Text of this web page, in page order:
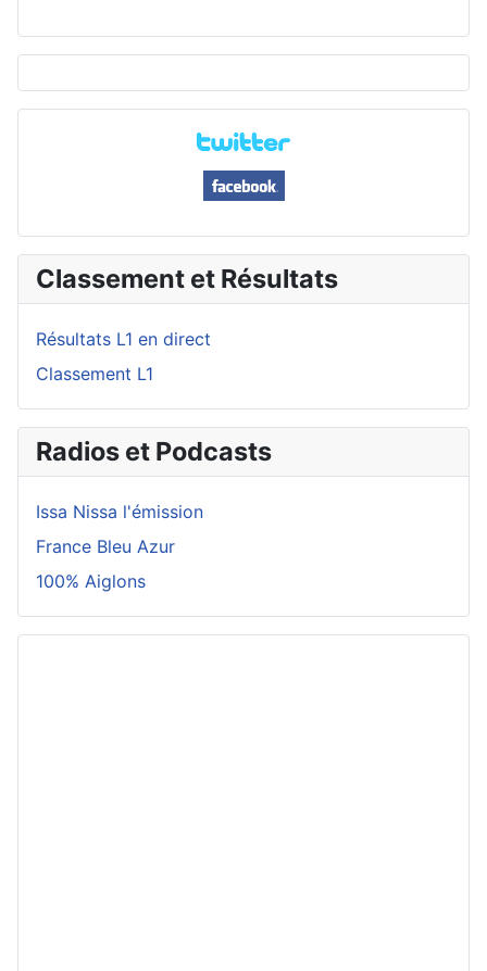
Classement et Résultats
Résultats L1 en direct
Classement L1
Radios et Podcasts
Issa Nissa l'émission
France Bleu Azur
100% Aiglons